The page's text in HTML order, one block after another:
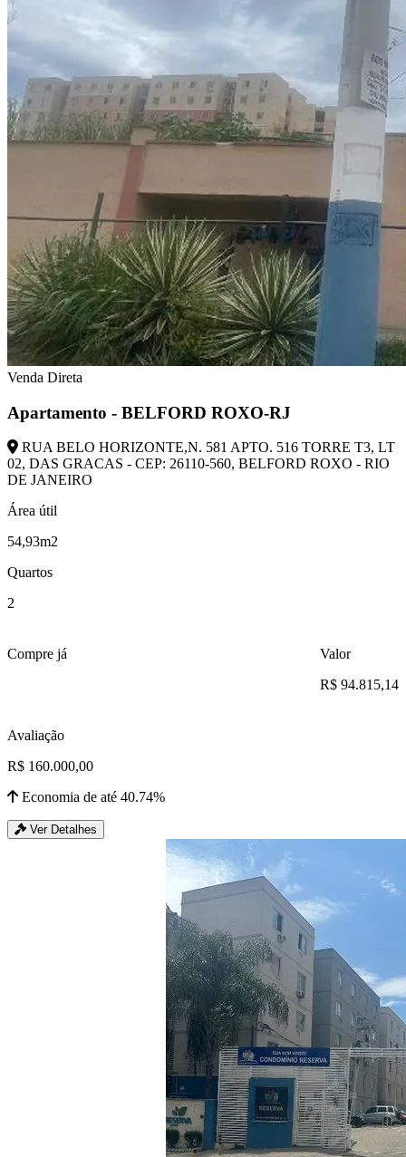
Venda Direta
Apartamento - BELFORD ROXO-RJ
RUA BELO HORIZONTE,N. 581 APTO. 516 TORRE T3, LT
02, DAS GRACAS - CEP: 26110-560, BELFORD ROXO - RIO
DE JANEIRO
Área útil
54,93m2
Quartos
2
Compre já
Valor
R$ 94.815,14
Avaliação
R$ 160.000,00
Economia de até 40.74%
Ver Detalhes